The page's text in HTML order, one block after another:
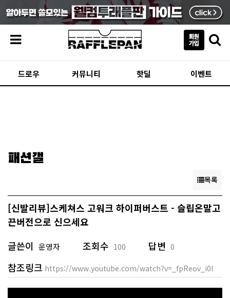
드로우 커뮤니티 핫딜 이벤트
패션갤
목록
[신발리뷰]스케쳐스 고워크 하이퍼버스트 - 슬립온말고
끈버전으로 신으세요
글쓴이 운영자 조회수 100 답변 0
참조링크 https://www.youtube.com/watch?v=_fpReov_i0I